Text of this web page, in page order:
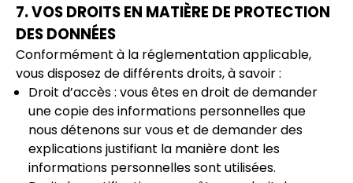
7. VOS DROITS EN MATIÈRE DE PROTECTION
DES DONNÉES
Conformément à la réglementation applicable,
vous disposez de différents droits, à savoir :
Droit d’accès : vous êtes en droit de demander
une copie des informations personnelles que
nous détenons sur vous et de demander des
explications justifiant la manière dont les
informations personnelles sont utilisées.